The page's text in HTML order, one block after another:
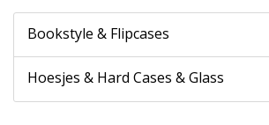
Bookstyle & Flipcases
Hoesjes & Hard Cases & Glass